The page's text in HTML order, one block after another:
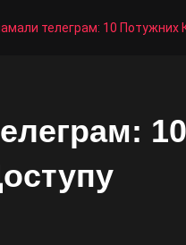
телеграм: 10 Потужних